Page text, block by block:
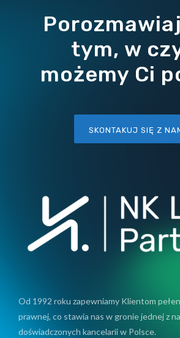
tym, w
możemy Ci
SKONTAKUJ SIĘ Z
Od 1992 roku zapewniamy Klientom
prawnej, co stawia nas w gronie jednej z
doświadczonych kancelarii w Polsce.